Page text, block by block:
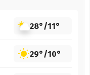
28°/11°
29°/10°